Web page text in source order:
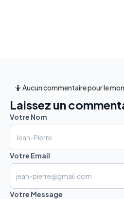
🤷 Aucun commentaire pour le
Laissez un
Votre Nom
Votre Email
Votre Message